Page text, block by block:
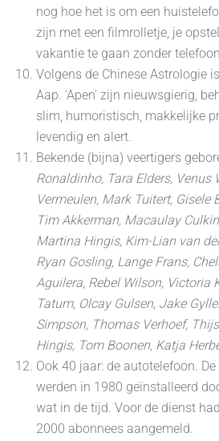
nog hoe het is om een
zijn met een filmrolletje, je
vakantie te gaan zonder
Volgens de Chinese Astrologie
Aap. ‘Apen’ zijn nieuwsgierig,
slim, humoristisch, makkelijke
levendig en alert.
Bekende (bijna) veertigers
Ronaldinho, Tara Elders, Venus
Vermeulen, Mark Tuitert, Gisele
Tim Akkerman, Macaulay
Martina Hingis, Kim-Lian van
Ryan Gosling, Lange Frans,
Aguilera, Rebel Wilson, Victoria
Tatum, Olcay Gulsen, Jake
Simpson, Thomas Verhoef,
Hingis, Tom Boonen, Katja
Ook 40 jaar: de autotelefoon.
werden in 1980 geïnstalleerd
wat in de tijd. Voor de dienst
2000 abonnees aangemeld.